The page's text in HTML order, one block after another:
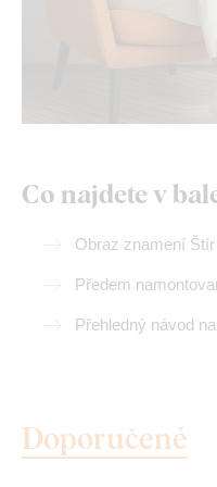
Co najdete v
Obraz znamení
Předem
Přehledný návod
Doporučené